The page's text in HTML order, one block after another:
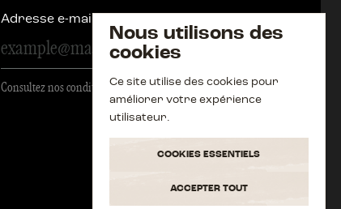
Adresse e-mail
Consultez nos conditions générales
Nous utilisons des
cookies
Ce site utilise des cookies pour
améliorer votre expérience
utilisateur.
COOKIES ESSENTIELS
ACCEPTER TOUT